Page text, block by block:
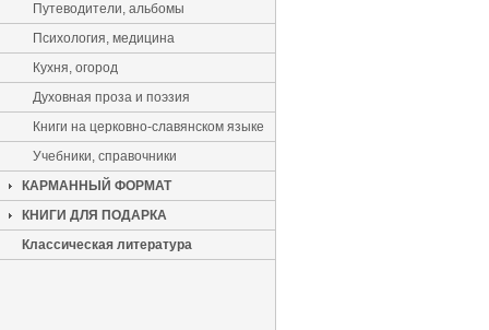
Путеводители, альбомы
Психология, медицина
Кухня, огород
Духовная проза и поэзия
Книги на церковно-славянском языке
Учебники, справочники
КАРМАННЫЙ ФОРМАТ
КНИГИ ДЛЯ ПОДАРКА
Классическая литература